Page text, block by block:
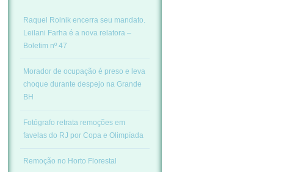
Raquel Rolnik encerra seu mandato.
Leilani Farha é a nova relatora –
Boletim nº 47
Morador de ocupação é preso e leva
choque durante despejo na Grande
BH
Fotógrafo retrata remoções em
favelas do RJ por Copa e Olimpíada
Remoção no Horto Florestal